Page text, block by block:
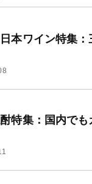
本ワイン特集
特集：国内で